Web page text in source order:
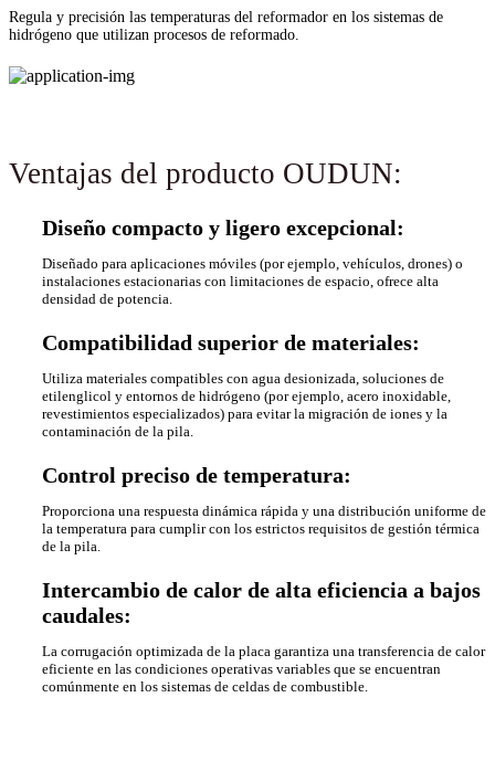
Regula y precisión las temperaturas del reformador en los sistemas de
hidrógeno que utilizan procesos de reformado.
Ventajas del producto OUDUN:
Diseño compacto y ligero excepcional:
Diseñado para aplicaciones móviles (por ejemplo, vehículos, drones) o
instalaciones estacionarias con limitaciones de espacio, ofrece alta
densidad de potencia.
Compatibilidad superior de materiales:
Utiliza materiales compatibles con agua desionizada, soluciones de
etilenglicol y entornos de hidrógeno (por ejemplo, acero inoxidable,
revestimientos especializados) para evitar la migración de iones y la
contaminación de la pila.
Control preciso de temperatura:
Proporciona una respuesta dinámica rápida y una distribución uniforme de
la temperatura para cumplir con los estrictos requisitos de gestión térmica
de la pila.
Intercambio de calor de alta eficiencia a bajos
caudales:
La corrugación optimizada de la placa garantiza una transferencia de calor
eficiente en las condiciones operativas variables que se encuentran
comúnmente en los sistemas de celdas de combustible.